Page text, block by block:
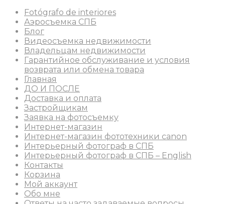
Fotógrafo de interiores
Аэросъемка СПБ
Блог
Видеосъемка недвижимости
Владельцам недвижимости
Гарантийное обслуживание и условия
возврата или обмена товара
Главная
ДО И ПОСЛЕ
Доставка и оплата
Застройщикам
Заявка на фотосъемку
Интернет-магазин
Интернет-магазин фототехники canon
Интерьерный фотограф в СПБ
Интерьерный фотограф в СПБ – English
Контакты
Корзина
Мой аккаунт
Обо мне